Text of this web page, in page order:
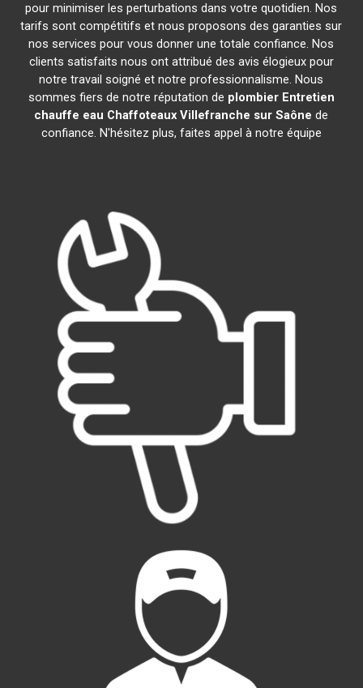
pour minimiser les perturbations dans votre quotidien. Nos
tarifs sont compétitifs et nous proposons des garanties sur
nos services pour vous donner une totale confiance. Nos
clients satisfaits nous ont attribué des avis élogieux pour
notre travail soigné et notre professionnalisme. Nous
sommes fiers de notre réputation de plombier Entretien
chauffe eau Chaffoteaux Villefranche sur Saône de
confiance. N'hésitez plus, faites appel à notre équipe